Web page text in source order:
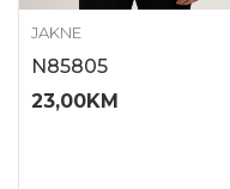
JAKNE
N85805
23,00KM